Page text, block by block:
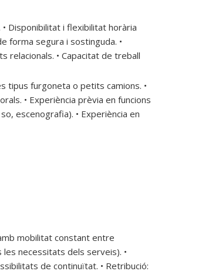
Disponibilitat i flexibilitat horària
forma segura i sostinguda. •
relacionals. • Capacitat de treball
tipus furgoneta o petits camions. •
• Experiència prèvia en funcions
escenografia). • Experiència en
mobilitat constant entre
necessitats dels serveis). •
de continuïtat. • Retribució: